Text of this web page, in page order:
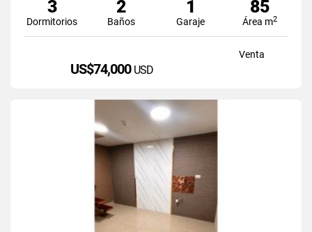
3
Dormitorios
2
Baños
1
Garaje
85
Área m2
Venta
US$74,000 USD